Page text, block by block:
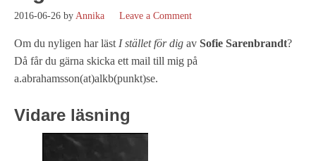
2016-06-26 by Annika Leave a Comment
Om du nyligen har läst I stället för dig av Sofie Sarenbrandt?
Då får du gärna skicka ett mail till mig på
a.abrahamsson(at)alkb(punkt)se.
Vidare läsning